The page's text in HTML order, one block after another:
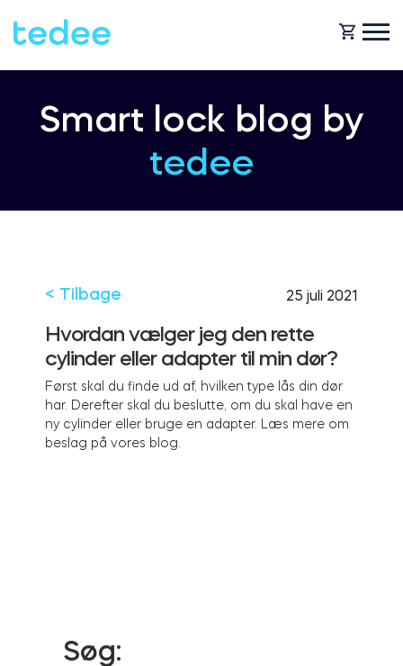
HVORDAN VIRKER DET?
Udlejning
Tedee GO
Tedee GO2
Tedee Bridge
BLOG
Smart lock blog by
tedee
< Tilbage 25 juli 2021
Hvordan vælger jeg den rette
cylinder eller adapter til min dør?
Først skal du finde ud af, hvilken type lås din dør
har. Derefter skal du beslutte, om du skal have en
ny cylinder eller bruge en adapter. Læs mere om
beslag på vores blog.
Søg: